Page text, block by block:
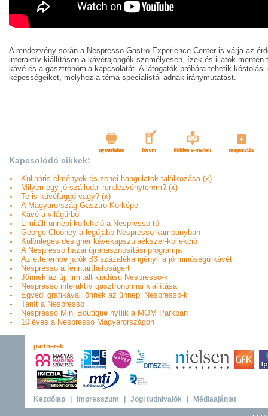
A rendezvény során a Nespresso Gastro Experience Center is várja az
interaktív kiállításon a kávérajongók személyesen, ízek és illatok mentén
kávé és a gasztronómia kapcsolatát. A látogatók próbára tehetik
képességeiket, melyhez a téma specialistái adnak iránymutatást.
Kapcsolódó cikkek:
Kulináris élmények és zenei hangulatok találkozása (x)
Milyen egy jó szállodai rendezvényterem? (x)
Te is kávéfüggő vagy? (x)
A Magyarország Gasztro Körképe
Kávé a világűrből
Limitált ünnepi kollekció a Nespresso-tól
George Clooney a legújabb Nespresso kampányban
Különleges designer kávékapszulaékszer-kollekció
A Nespresso hazai újrahasznosítási programja
Az étterembe járók 83 százaléka igényli a jó minőségű kávét
Nespresso a fenntarthatóságért
Jönnek az új, limitált kiadásu Nespresso-k
Nespresso interaktív gasztronómiai kiállítása
Egyedi grafikával jönnek az ünnepi Nespresso-k
Tanít a Nespresso
Nespresso Mini Boutique nyílik a MOM Parkban
10 éves a Nespresso Magyarországon
partnerek
Kezdőlap Impresszum Jogi tudnivalók Médiaajánlat